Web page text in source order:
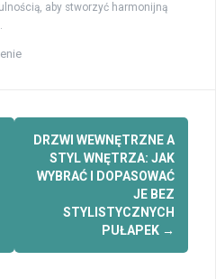
aby stworzyć harmonijną
DRZWI WEWNĘTRZNE A
STYL WNĘTRZA: JAK
WYBRAĆ I DOPASOWAĆ
JE BEZ
STYLISTYCZNYCH
PUŁAPEK →